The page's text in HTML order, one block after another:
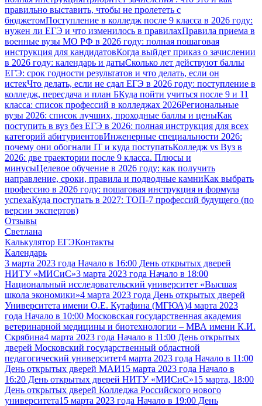
правильно выставить, чтобы не пролететь с
бюджетомПоступление в колледж после 9 класса в 2026 году:
нужен ли ЕГЭ и что изменилось в правилахПравила приема в
военные вузы МО РФ в 2026 году: полная пошаговая
инструкция для кандидатовКогда выйдет приказ о зачислении
в 2026 году: календарь и датыСколько лет действуют баллы
ЕГЭ: срок годности результатов и что делать, если он
истекЧто делать, если не сдал ЕГЭ в 2026 году: поступление в
колледж, пересдача и план БКуда пойти учиться после 9 и 11
класса: список профессий в колледжах 2026Региональные
вузы 2026: список лучших, проходные баллы и ценыКак
поступить в вуз без ЕГЭ в 2026: полная инструкция для всех
категорий абитуриентовИнженерные специальности 2026:
почему они обогнали IT и куда поступатьКолледж vs Вуз в
2026: две траектории после 9 класса. Плюсы и
минусыЦелевое обучение в 2026 году: как получить
направление, сроки, правила и подводные камниКак выбрать
профессию в 2026 году: пошаговая инструкция и формула
успехаКуда поступать в 2027: ТОП-7 профессий будущего (по
версии экспертов)
Отзывы
Светлана
Калькулятор ЕГЭКонтакты
Календарь
3 марта 2023 года Начало в 16:00 День открытых дверей
НИТУ «МИСиС»3 марта 2023 года Начало в 18:00
Национальный исследовательский университет «Высшая
школа экономики»4 марта 2023 года День открытых дверей
Университета имени О.Е. Кутафина (МГЮА)4 марта 2023
года Начало в 10:00 Московская государственная академия
ветеринарной медицины и биотехнологии – МВА имени К.И.
Скрябина4 марта 2023 года Начало в 11:00 День открытых
дверей Московский государственный областной
педагогический университет4 марта 2023 года Начало в 11:00
День открытых дверей МАИ15 марта 2023 года Начало в
16:20 День открытых дверей НИТУ «МИСиС»15 марта, 18:00
День открытых дверей Колледжа Российского нового
университета15 марта 2023 года Начало в 19:00 День